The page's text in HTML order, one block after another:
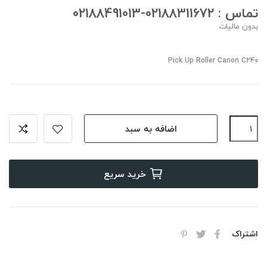
تماس : 02188311672-02188491013
بدون مالیات
Pick Up Roller Canon C240
اضافه به سبد
خرید سریع
اشتراک